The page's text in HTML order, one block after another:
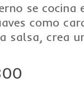
se
como
salsa, crea